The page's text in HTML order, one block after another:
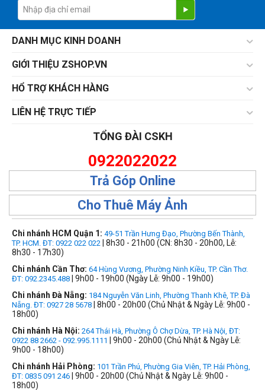
DANH MỤC KINH DOANH
GIỚI THIỆU ZSHOP.VN
HỔ TRỢ KHÁCH HÀNG
LIÊN HỆ TRỰC TIẾP
TỔNG ĐÀI CSKH
0922022022
Trả Góp Online
Cho Thuê Máy Ảnh
Chi nhánh HCM Quận 1: 49-51 Trần Hưng Đạo, Phường Bến Thành,
TP. HCM. ĐT: 0922 022 022 | 8h30 - 21h00 (CN: 8h30 - 20h00, Lễ:
8h30 - 17h30)
Chi nhánh Cần Thơ: 64 Hùng Vương, Phường Ninh Kiều, TP. Cần Thơ.
ĐT: 092.2345.488 | 9h00 - 19h00 (Ngày Lễ: 9h00 - 19h00)
Chi nhánh Đà Nẵng: 184 Nguyễn Văn Linh, Phường Thanh Khê, TP. Đà
Nẵng. ĐT: 0927 28 5678 | 8h00 - 20h00 (Chủ Nhật & Ngày Lễ: 9h00 -
18h00)
Chi nhánh Hà Nội: 264 Thái Hà, Phường Ô Chợ Dừa, TP. Hà Nội, ĐT:
0922 88 2662 - 092.995.1111
| 9h00 - 20h00 (Chủ Nhật & Ngày Lễ:
9h00 - 18h00)
Chi nhánh Hải Phòng: 101 Trần Phú, Phường Gia Viên, TP. Hải Phòng,
ĐT: 0835 091 246 | 9h00 - 20h00 (Chủ Nhật & Ngày Lễ: 9h00 -
18h00)